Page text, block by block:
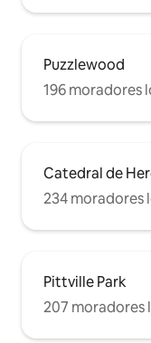
Puzzlewood
196 moradores
Catedral de
234 moradores
Pittville Park
207 moradores